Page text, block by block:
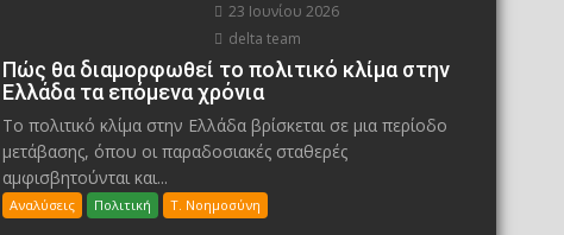
23 Ιουνίου 2026
delta team
Πώς θα διαμορφωθεί το πολιτικό κλίμα στην
Ελλάδα τα επόμενα χρόνια
Το πολιτικό κλίμα στην Ελλάδα βρίσκεται σε μια περίοδο
μετάβασης, όπου οι παραδοσιακές σταθερές
αμφισβητούνται και...
Αναλύσεις Πολιτική Τ. Νοημοσύνη